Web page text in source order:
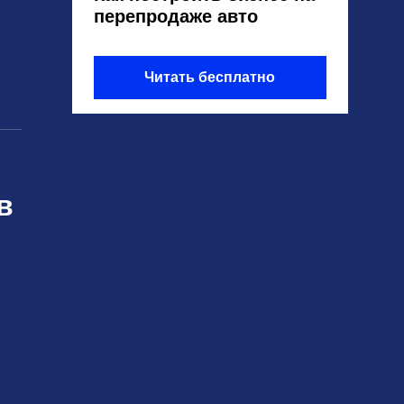
перепродаже авто
Читать бесплатно